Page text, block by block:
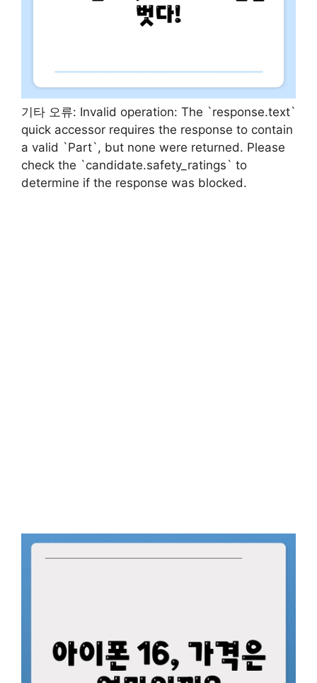
기타 오류: Invalid operation: The `response.text`
quick accessor requires the response to contain
a valid `Part`, but none were returned. Please
check the `candidate.safety_ratings` to
determine if the response was blocked.